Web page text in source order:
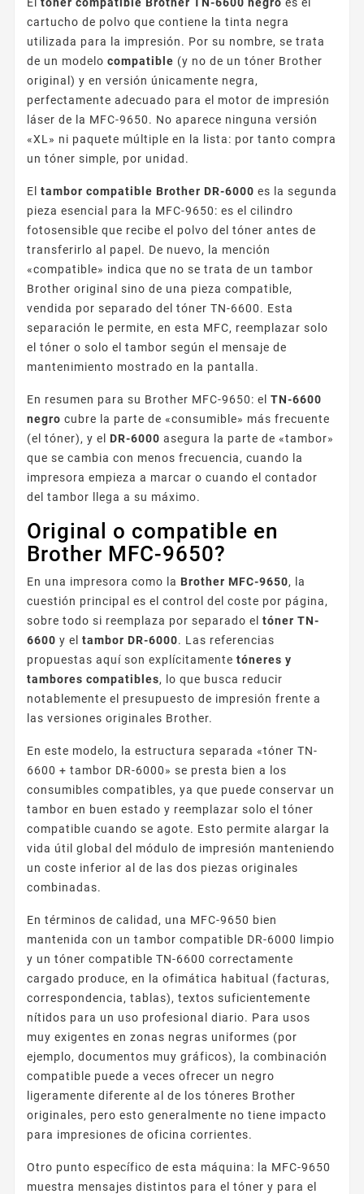
cartucho de polvo que contiene la tinta negra
utilizada para la impresión. Por su nombre, se trata
de un modelo compatible (y no de un tóner Brother
original) y en versión únicamente negra,
perfectamente adecuado para el motor de impresión
láser de la MFC-9650. No aparece ninguna versión
«XL» ni paquete múltiple en la lista: por tanto compra
un tóner simple, por unidad.
El tambor compatible Brother DR-6000 es la segunda
pieza esencial para la MFC-9650: es el cilindro
fotosensible que recibe el polvo del tóner antes de
transferirlo al papel. De nuevo, la mención
«compatible» indica que no se trata de un tambor
Brother original sino de una pieza compatible,
vendida por separado del tóner TN-6600. Esta
separación le permite, en esta MFC, reemplazar solo
el tóner o solo el tambor según el mensaje de
mantenimiento mostrado en la pantalla.
En resumen para su Brother MFC-9650: el TN-6600
negro cubre la parte de «consumible» más frecuente
(el tóner), y el DR-6000 asegura la parte de «tambor»
que se cambia con menos frecuencia, cuando la
impresora empieza a marcar o cuando el contador
del tambor llega a su máximo.
Original o compatible en
Brother MFC-9650?
En una impresora como la Brother MFC-9650, la
cuestión principal es el control del coste por página,
sobre todo si reemplaza por separado el tóner TN-
6600 y el tambor DR-6000. Las referencias
propuestas aquí son explícitamente tóneres y
tambores compatibles, lo que busca reducir
notablemente el presupuesto de impresión frente a
las versiones originales Brother.
En este modelo, la estructura separada «tóner TN-
6600 + tambor DR-6000» se presta bien a los
consumibles compatibles, ya que puede conservar un
tambor en buen estado y reemplazar solo el tóner
compatible cuando se agote. Esto permite alargar la
vida útil global del módulo de impresión manteniendo
un coste inferior al de las dos piezas originales
combinadas.
En términos de calidad, una MFC-9650 bien
mantenida con un tambor compatible DR-6000 limpio
y un tóner compatible TN-6600 correctamente
cargado produce, en la ofimática habitual (facturas,
correspondencia, tablas), textos suficientemente
nítidos para un uso profesional diario. Para usos
muy exigentes en zonas negras uniformes (por
ejemplo, documentos muy gráficos), la combinación
compatible puede a veces ofrecer un negro
ligeramente diferente al de los tóneres Brother
originales, pero esto generalmente no tiene impacto
para impresiones de oficina corrientes.
Otro punto específico de esta máquina: la MFC-9650
muestra mensajes distintos para el tóner y para el